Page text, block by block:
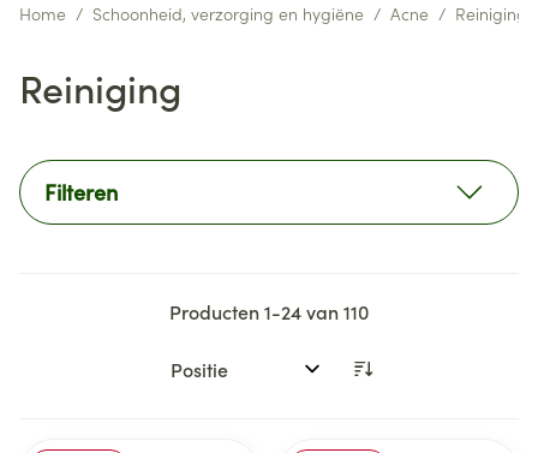
Home / Schoonheid, verzorging en hygiëne / Acne / Reiniging
Reiniging
Filteren
Producten1-24van110
Sorteer op: